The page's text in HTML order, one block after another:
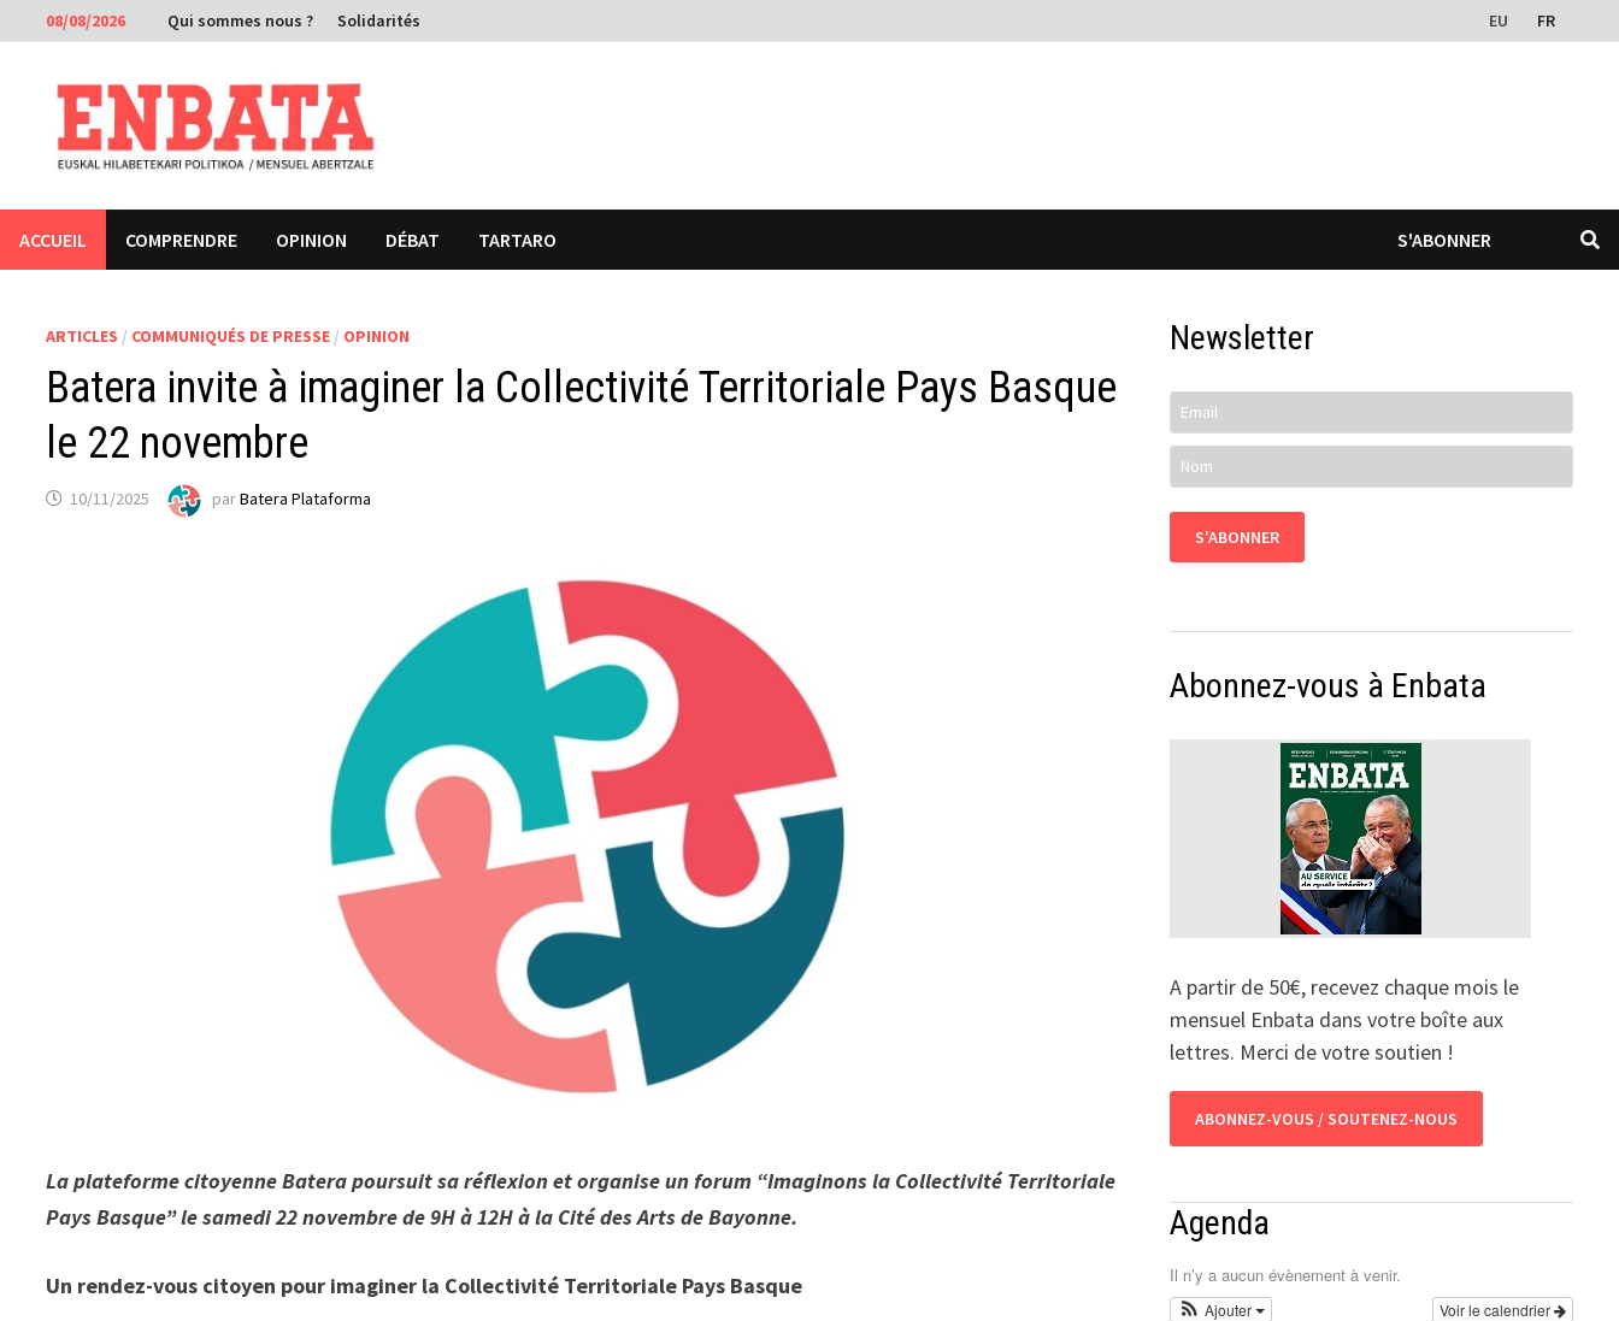
Passer
au
contenu
08/08/2026 Qui sommes nous ? Solidarités EU FR
ACCUEIL COMPRENDRE OPINION DÉBAT TARTARO S'ABONNER
ARTICLES / COMMUNIQUÉS DE PRESSE / OPINION
Batera invite à imaginer la Collectivité Territoriale Pays Basque
le 22 novembre
10/11/2025 parBatera Plataforma
La plateforme citoyenne Batera poursuit sa réflexion et organise un forum “Imaginons la Collectivité Territoriale
Pays Basque” le samedi 22 novembre de 9H à 12H à la Cité des Arts de Bayonne.
Un rendez-vous citoyen pour imaginer la Collectivité Territoriale Pays Basque
Newsletter
Abonnez-vous à Enbata
A partir de 50€, recevez chaque mois le
mensuel Enbata dans votre boîte aux
lettres. Merci de votre soutien !
ABONNEZ-VOUS / SOUTENEZ-NOUS
Agenda
Il n’y a aucun évènement à venir.
Voir le calendrier
Ajouter